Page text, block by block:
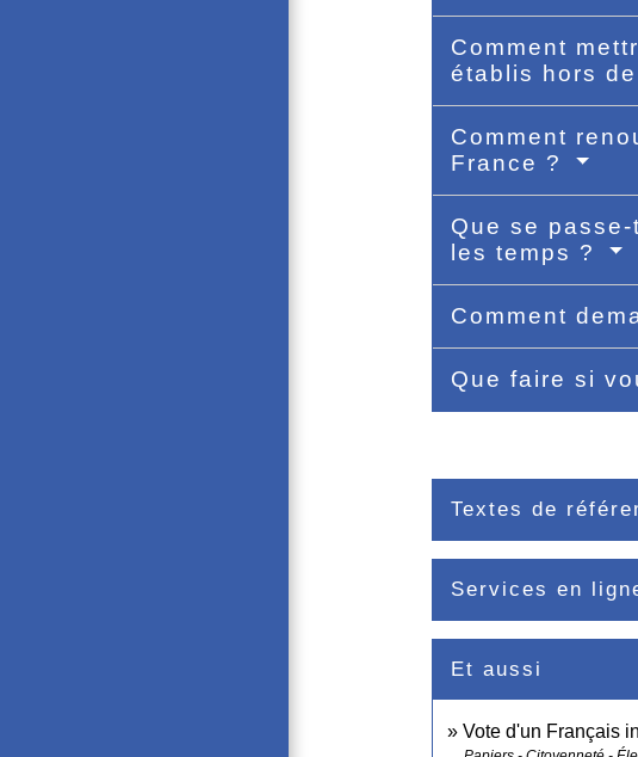
Comment
établis hors
Comment
France ?
Que se
les temps ?
Comment
Que faire si
Textes de
Services en
Et aussi
Vote d'un Français